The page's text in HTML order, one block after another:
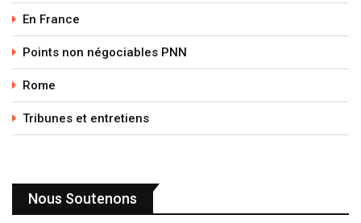
En France
Points non négociables PNN
Rome
Tribunes et entretiens
Nous Soutenons